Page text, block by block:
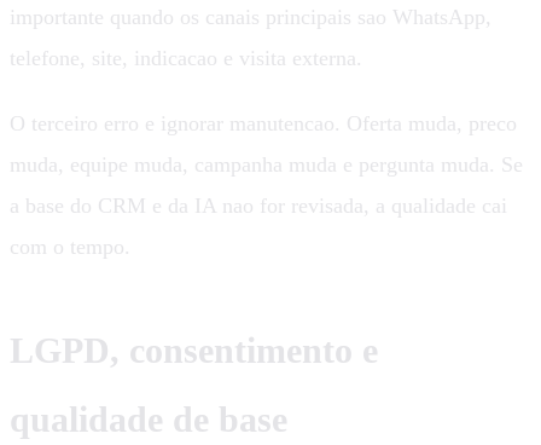
importante quando os canais principais sao WhatsApp,
telefone, site, indicacao e visita externa.
O terceiro erro e ignorar manutencao. Oferta muda, preco
muda, equipe muda, campanha muda e pergunta muda. Se
a base do CRM e da IA nao for revisada, a qualidade cai
com o tempo.
LGPD, consentimento e
qualidade de base